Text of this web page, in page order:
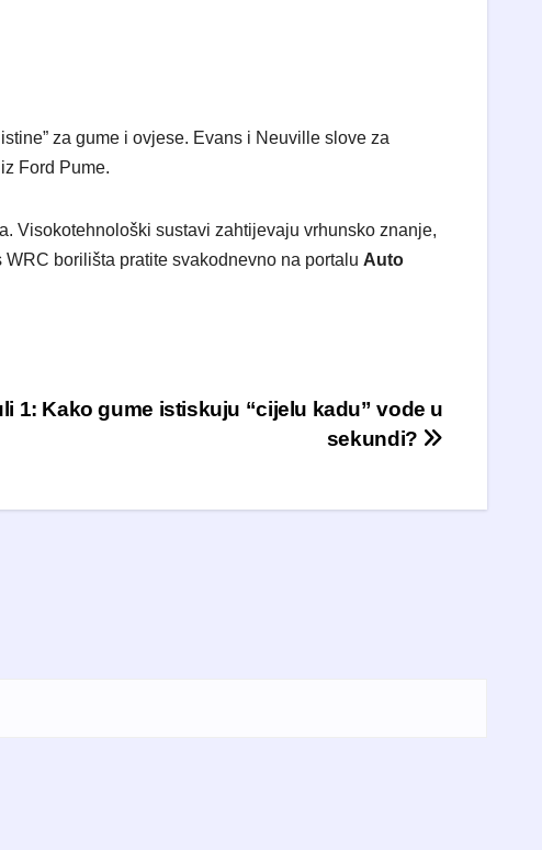
za gume i ovjese. Evans i Neuville slove za
Ford Pume.
Visokotehnološki sustavi zahtijevaju vrhunsko znanje,
WRC borilišta pratite svakodnevno na portalu Auto
1: Kako gume istiskuju “cijelu kadu” vode u
sekundi?